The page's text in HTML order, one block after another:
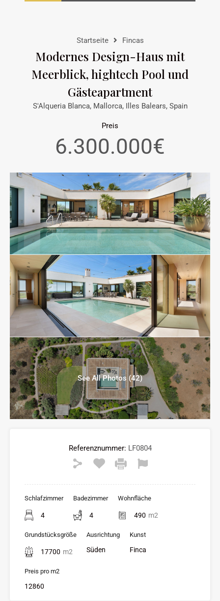
Startseite Fincas
Modernes Design-Haus mit
Meerblick, hightech Pool und
Gästeapartment
S'Alqueria Blanca, Mallorca, Illes Balears, Spain
Preis
6.300.000€
See All Photos (42)
Referenznummer: LF0804
Schlafzimmer
4
Badezimmer
4
Wohnfläche
490 m2
Grundstücksgröße
17700 m2
Ausrichtung
Süden
Kunst
Finca
Preis pro m2
12860